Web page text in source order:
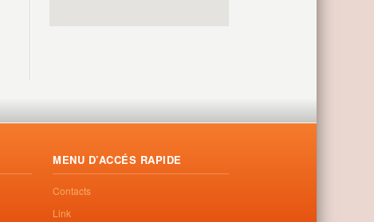
MENU D’ACCÉS RAPIDE
Contacts
Link